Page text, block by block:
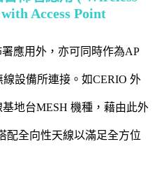
Access Point
應用外，亦可同時作為AP
設備所連接。如CERIO 外
地台MESH 機種，藉由此外
配全向性天線以滿足全方位